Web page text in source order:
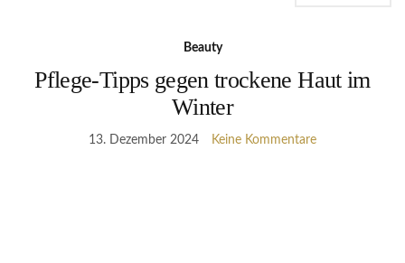
Beauty
Pflege-Tipps gegen trockene Haut im
Winter
13. Dezember 2024 Keine Kommentare